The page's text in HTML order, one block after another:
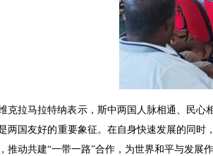
克拉马拉特纳表示，斯中两国人脉相通、民心
两国友好的重要象征。在自身快速发展的同
推动共建“一带一路”合作，为世界和平与发展